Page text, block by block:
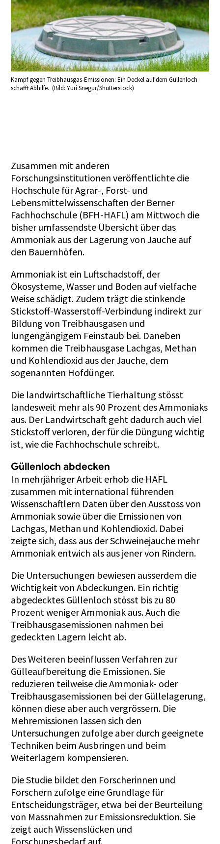
Kampf gegen Treibhausgas-Emissionen: Ein Deckel auf dem Güllenloch
schafft Abhilfe. (Bild: Yuri Snegur/Shutterstock)
Zusammen mit anderen
Forschungsinstitutionen veröffentlichte die
Hochschule für Agrar-, Forst- und
Lebensmittelwissenschaften der Berner
Fachhochschule (BFH-HAFL) am Mittwoch die
bisher umfassendste Übersicht über das
Ammoniak aus der Lagerung von Jauche auf
den Bauernhöfen.
Ammoniak ist ein Luftschadstoff, der
Ökosysteme, Wasser und Boden auf vielfache
Weise schädigt. Zudem trägt die stinkende
Stickstoff-Wasserstoff-Verbindung indirekt zur
Bildung von Treibhausgasen und
lungengängigem Feinstaub bei. Daneben
kommen die Treibhausgase Lachgas, Methan
und Kohlendioxid aus der Jauche, dem
sogenannten Hofdünger.
Die landwirtschaftliche Tierhaltung stösst
landesweit mehr als 90 Prozent des Ammoniaks
aus. Der Landwirtschaft geht dadurch auch viel
Stickstoff verloren, der für die Düngung wichtig
ist, wie die Fachhochschule schreibt.
Güllenloch abdecken
In mehrjähriger Arbeit erhob die HAFL
zusammen mit international führenden
Wissenschaftlern Daten über den Ausstoss von
Ammoniak sowie über die Emissionen von
Lachgas, Methan und Kohlendioxid. Dabei
zeigte sich, dass aus der Schweinejauche mehr
Ammoniak entwich als aus jener von Rindern.
Die Untersuchungen bewiesen ausserdem die
Wichtigkeit von Abdeckungen. Ein richtig
abgedecktes Güllenloch stösst bis zu 80
Prozent weniger Ammoniak aus. Auch die
Treibhausgasemissionen nahmen bei
gedeckten Lagern leicht ab.
Des Weiteren beeinflussen Verfahren zur
Gülleaufbereitung die Emissionen. Sie
reduzieren teilweise die Ammoniak- oder
Treibhausgasemissionen bei der Güllelagerung,
können diese aber auch vergrössern. Die
Mehremissionen lassen sich den
Untersuchungen zufolge aber durch geeignete
Techniken beim Ausbringen und beim
Weiterlagern kompensieren.
Die Studie bildet den Forscherinnen und
Forschern zufolge eine Grundlage für
Entscheidungsträger, etwa bei der Beurteilung
von Massnahmen zur Emissionsreduktion. Sie
zeigt auch Wissenslücken und
Forschungsbedarf auf.